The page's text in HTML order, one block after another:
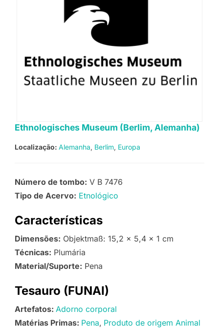
Ethnologisches Museum (Berlim, Alemanha)
Localização: Alemanha Berlim Europa
Número de tombo: V B 7476
Tipo de Acervo: Etnológico
Características
Dimensões: Objektmaß: 15,2 x 5,4 x 1 cm
Técnicas: Plumária
Material/Suporte: Pena
Tesauro (FUNAI)
Artefatos: Adorno corporal
Matérias Primas: Pena Produto de origem Animal